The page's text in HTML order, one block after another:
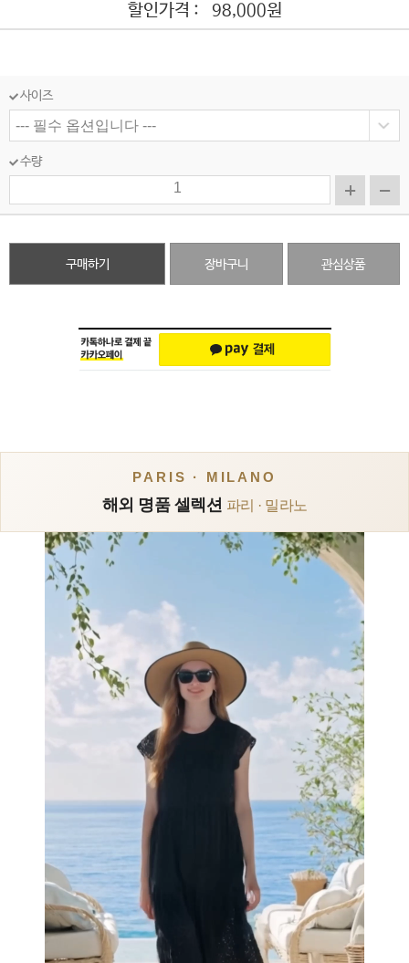
할인가격 : 98,000원
사이즈
수량
구매하기 장바구니 관심상품
PARIS · MILANO
해외 명품 셀렉션 파리 · 밀라노